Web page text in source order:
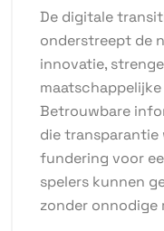
De digitale
onderstreept de
innovatie,
Betrouwbare
die transparantie
fundering voor
spelers kunnen
zonder onnodige